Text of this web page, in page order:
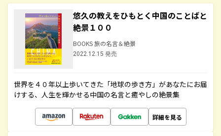
悠久の教えをひもとく中国のことばと
絶景１００
BOOKS 旅の名言＆絶景
2022.12.15 発売
世界を４０年以上歩いてきた「地球の歩き方」があなたにお届
けする、人生を輝かせる中国の名言と癒やしの絶景集
詳細を見る